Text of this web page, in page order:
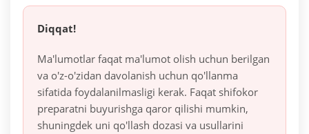
Diqqat!
Ma'lumotlar faqat ma'lumot olish uchun berilgan
va o'z-o'zidan davolanish uchun qo'llanma
sifatida foydalanilmasligi kerak. Faqat shifokor
preparatni buyurishga qaror qilishi mumkin,
shuningdek uni qo'llash dozasi va usullarini